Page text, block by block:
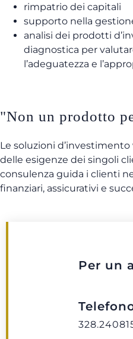
rimpatrio dei capitali
supporto nella
analisi dei prodotti
diagnostica per
l’adeguatezza e
"Non un prodotto
Le soluzioni
delle esigenze dei singoli
consulenza guida i clienti
finanziari, assicurativi e
Per un